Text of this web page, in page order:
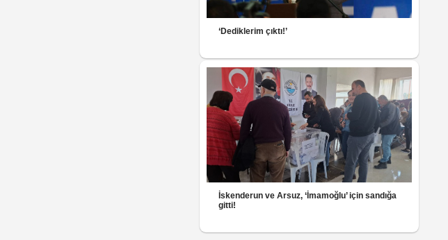
‘Dediklerim çıktı!’
İskenderun ve Arsuz, ‘İmamoğlu’ için sandığa
gitti!